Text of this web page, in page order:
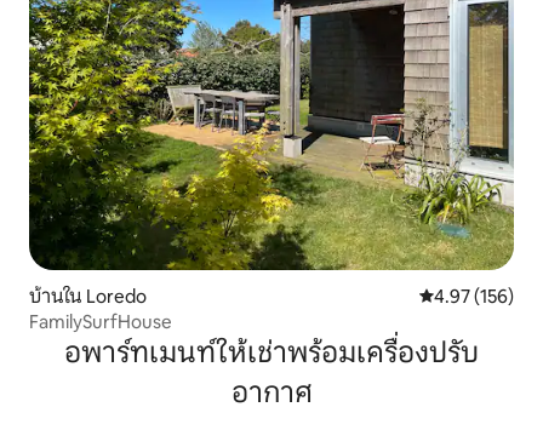
บ้านใน Loredo คะแนนเฉลี่ย
4.97 (156)
FamilySurfHouse
อพาร์ทเมนท์ให้เช่าพร้อมเครื่องปรับ
อากาศ